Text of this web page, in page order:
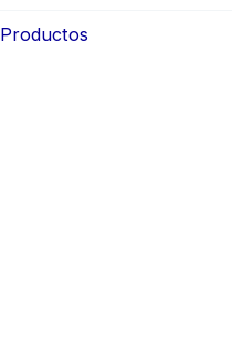
Productos